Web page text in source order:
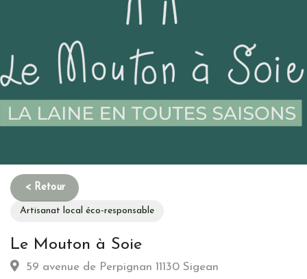
Artisanat local éco-responsable
Le Mouton à Soie
59 avenue de Perpignan 11130 Sigean